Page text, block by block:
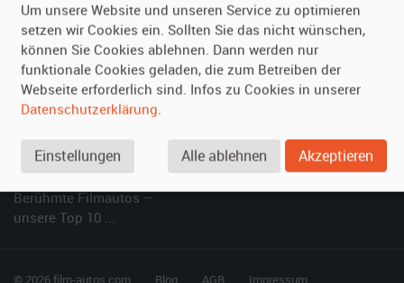
Vermieten
Oldtimer anmelden
Fotos senden
Fragen für Vermieter
Hilfe
Häufige Fragen (FAQ)
So funktioniert's
SPECIAL
Berühmte Filmautos –
unsere Top 10 ...
© 2026 film-autos.com Blog AGB Impressum
Um unsere Website und unseren Service zu optimieren
setzen wir Cookies ein. Sollten Sie das nicht wünschen,
können Sie Cookies ablehnen. Dann werden nur
funktionale Cookies geladen, die zum Betreiben der
Webseite erforderlich sind. Infos zu Cookies in unserer
Datenschutzerklärung.
Einstellungen Alle ablehnen Akzeptieren